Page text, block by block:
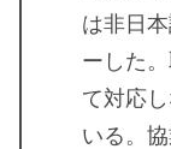
は非日
ーした
て対応
いる。